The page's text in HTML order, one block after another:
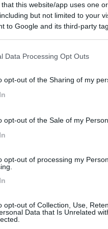
that this website/app uses one
but not limited to your
to Google and its third-party
Data Processing Opt Outs
opt-out of the Sharing of my
opt-out of the Sale of my
opt-out of processing my
opt-out of Collection, Use,
Data that Is Unrelated
Area Sosta Camper
Ardesio(BG)
Riscopri Ardesio
buongustaio.“ — Georges Courteline